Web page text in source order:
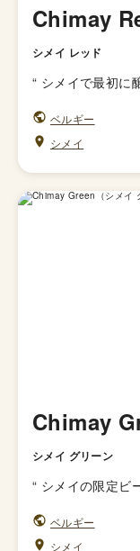
Chimay
シメイ レッド
“ シメイで最初に
ベルギー
シメイ
Chimay
シメイ グリーン
“ シメイの限定ビ
ベルギー
シメイ